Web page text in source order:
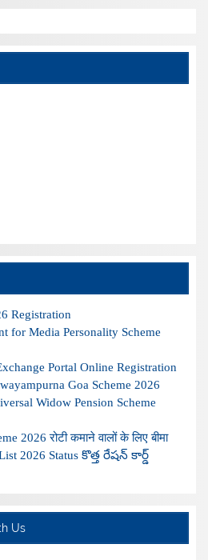
Registration
for Media Personality Scheme
Portal Online Registration
Goa Scheme 2026
Widow Pension Scheme
2026 रोटी कमाने वालों के लिए बीमा
2026 Status కొత్త రేషన్ కార్డ్
Us